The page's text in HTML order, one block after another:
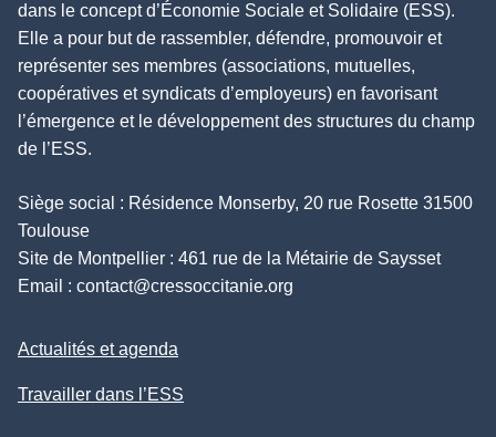
dans le concept d’Économie Sociale et Solidaire (ESS).
Elle a pour but de rassembler, défendre, promouvoir et
représenter ses membres (associations, mutuelles,
coopératives et syndicats d’employeurs) en favorisant
l’émergence et le développement des structures du champ
de l’ESS.
Siège social : Résidence Monserby, 20 rue Rosette 31500
Toulouse
Site de Montpellier : 461 rue de la Métairie de Saysset
Email : contact@cressoccitanie.org
Actualités et agenda
Travailler dans l’ESS